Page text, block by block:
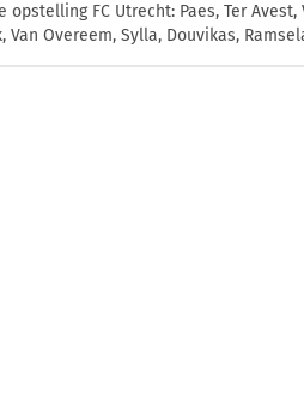
opstelling FC Utrecht: Paes, Ter
Van Overeem, Sylla, Douvikas,